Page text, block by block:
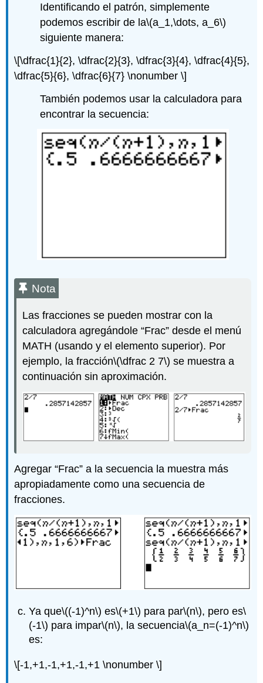
Identificando el patrón, simplemente
podemos escribir de la\(a_1,\dots, a_6\)
siguiente manera:
\[\dfrac{1}{2}, \dfrac{2}{3}, \dfrac{3}{4}, \dfrac{4}{5},
\dfrac{5}{6}, \dfrac{6}{7} \nonumber \]
También podemos usar la calculadora para
encontrar la secuencia:
Nota
Las fracciones se pueden mostrar con la
calculadora agregándole “Frac” desde el menú
MATH (usando y el elemento superior). Por
ejemplo, la fracción\(\dfrac 2 7\) se muestra a
continuación sin aproximación.
Agregar “Frac” a la secuencia la muestra más
apropiadamente como una secuencia de
fracciones.
Ya que\((-1)^n\) es\(+1\) para par\(n\), pero es\
(-1\) para impar\(n\), la secuencia\(a_n=(-1)^n\)
es:
\[-1,+1,-1,+1,-1,+1 \nonumber \]